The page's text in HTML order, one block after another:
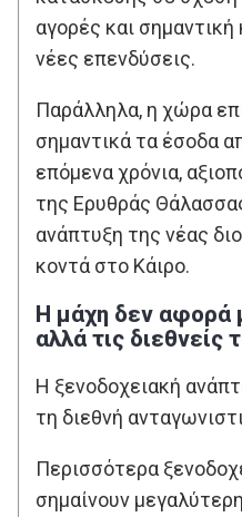
αγορές και σημαντική
νέες επενδύσεις.
Παράλληλα, η χώρα
σημαντικά τα έσοδα
επόμενα χρόνια,
της Ερυθράς
ανάπτυξη της νέας
κοντά στο Κάιρο.
Η μάχη δεν αφορά
αλλά τις διεθνείς
Η ξενοδοχειακή
τη διεθνή
Περισσότερα
σημαίνουν